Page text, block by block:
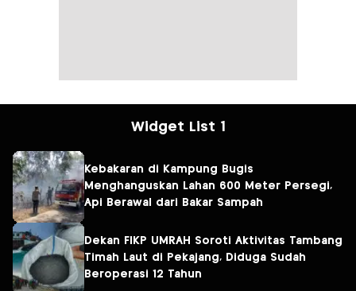
Widget List 1
Kebakaran di Kampung Bugis
Menghanguskan Lahan 600 Meter Persegi,
Api Berawal dari Bakar Sampah
Dekan FIKP UMRAH Soroti Aktivitas Tambang
Timah Laut di Pekajang, Diduga Sudah
Beroperasi 12 Tahun